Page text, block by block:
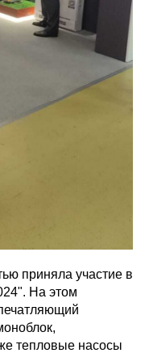
приняла участие в
На этом
тепловые насосы